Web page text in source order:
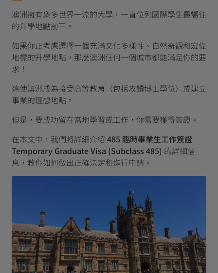
澳洲擁有衆多世界一流的大學，一直位列國際學生最嚮往
的升學地點前三。
如果你正考慮選擇一個充滿文化多樣性、自然奇觀和宏偉
地標的升學地點，那麽澳洲任何一個城市都能滿足你的要
求！
這使澳洲成為接受高等教育（包括攻讀博士學位）或建立
事業的理想地點。
但是，要成功留在當地學習或工作，你需要獲得簽證。
在本文中，我們將詳細介紹 485 臨時畢業生工作簽證
Temporary Graduate Visa (Subclass 485) 的詳細信
息，教你如何做出正確決定和進行申請。